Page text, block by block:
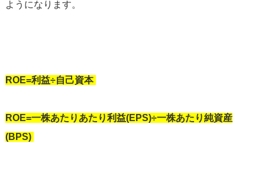
ようになります。
ROE=利益÷自己資本
ROE=一株あたりあたり利益(EPS)÷一株あたり純資産
(BPS)